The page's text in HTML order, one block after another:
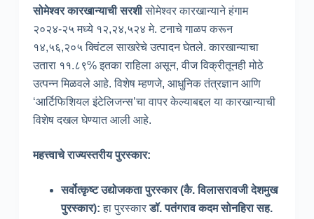
सोमेश्वर कारखान्याची सरशीसोमेश्वर कारखान्याने हंगाम
२०२४-२५ मध्ये १२,२४,५२४ मे. टनाचे गाळप करून
१४,५६,२०५ क्विंटल साखरेचे उत्पादन घेतले. कारखान्याचा
उतारा ११.८९% इतका राहिला असून, वीज विक्रीतूनही मोठे
उत्पन्न मिळवले आहे. विशेष म्हणजे, आधुनिक तंत्रज्ञान आणि
‘आर्टिफिशियल इंटेलिजन्स’चा वापर केल्याबद्दल या कारखान्याची
विशेष दखल घेण्यात आली आहे.
महत्त्वाचे राज्यस्तरीय पुरस्कार:
सर्वोत्कृष्ट उद्योजकता पुरस्कार(कै. विलासरावजी देशमुख
पुरस्कार): हा पुरस्कारडॉ. पतंगराव कदम सोनहिरा सह.